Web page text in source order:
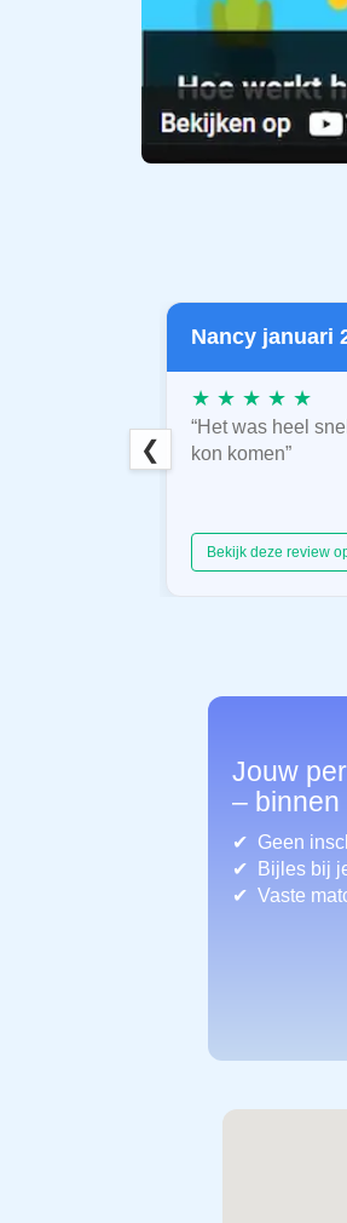
Nancy januari
★ ★ ★ ★ ★
“Het was heel
kon komen”
Bekijk deze review
❮
Jouw
– binnen
Geen
Bijles bij
Vaste